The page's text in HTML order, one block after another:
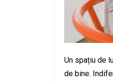
Un spațiu de
de bine.